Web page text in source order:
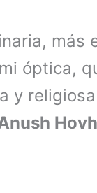
más
óptica,
y